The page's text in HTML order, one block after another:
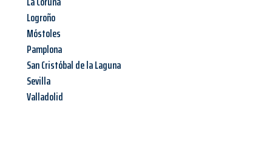
Logroño
Móstoles
Pamplona
San Cristóbal de la Laguna
Sevilla
Valladolid